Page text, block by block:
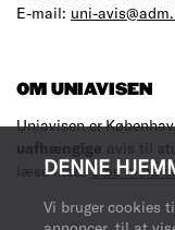
DENNE
Vi bruger cookies
E-mail: uni-
OM UNIAVISEN
Uniavisen er
uafhængige avis til
læse med.Læs mere